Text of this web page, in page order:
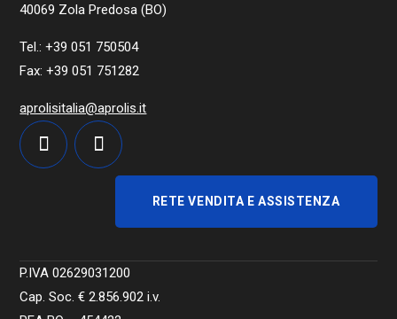
40069 Zola Predosa (BO)
Tel.: +39 051 750504
Fax: +39 051 751282
aprolisitalia@aprolis.it
RETE VENDITA E ASSISTENZA
P.IVA 02629031200
Cap. Soc. €2.856.902 i.v.